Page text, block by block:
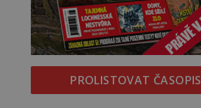
PROLISTOVAT ČASOPIS